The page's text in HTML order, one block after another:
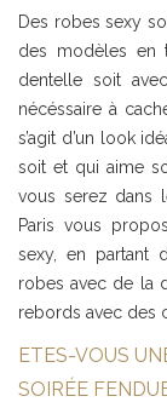
Des robes sexy
des modèles en
dentelle soit
nécéssaire à
s’agit d’un look
soit et qui aime
vous serez dans
Paris vous
sexy, en partant
robes avec de la
rebords avec des
ETES-VOUS
SOIRÉE